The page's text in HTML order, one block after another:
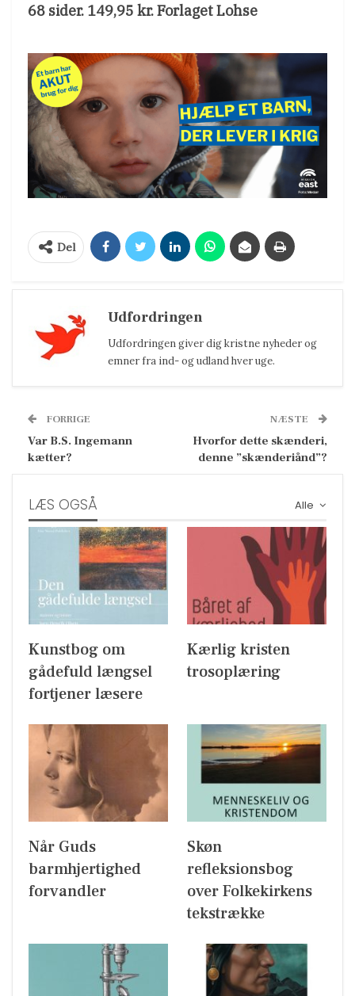
68 sider. 149,95 kr. Forlaget Lohse
Del
Udfordringen
Udfordringen giver dig kristne nyheder og
emner fra ind- og udland hver uge.
FORRIGE
Var B.S. Ingemann
kætter?
NÆSTE
Hvorfor dette skænderi,
denne ”skænderiånd”?
Alle
LÆS OGSÅ
Kunstbog om
gådefuld længsel
fortjener læsere
Kærlig kristen
trosoplæring
Når Guds
barmhjertighed
forvandler
Skøn
refleksionsbog
over Folkekirkens
tekstrække